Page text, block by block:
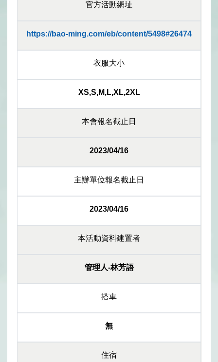
官方活動網址
https://bao-ming.com/eb/content/5498#26474
衣服大小
XS,S,M,L,XL,2XL
本會報名截止日
2023/04/16
主辦單位報名截止日
2023/04/16
本活動資料建置者
管理人-林芳語
搭車
無
住宿